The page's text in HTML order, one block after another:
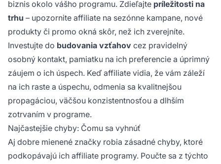
biznis okolo vášho programu. Zdieľajte príležitosti na
trhu – upozornite affiliate na sezónne kampane, nové
produkty či promo okná skôr, než ich zverejníte.
Investujte do budovania vzťahov cez pravidelný
osobný kontakt, pamiatku na ich preferencie a úprimný
záujem o ich úspech. Keď affiliate vidia, že vám záleží
na ich raste a úspechu, odmenia sa kvalitnejšou
propagáciou, väčšou konzistentnosťou a dlhším
zotrvaním v programe.
Najčastejšie chyby: Čomu sa vyhnúť
Aj dobre mienené značky robia zásadné chyby, ktoré
podkopávajú ich affiliate programy. Poučte sa z týchto